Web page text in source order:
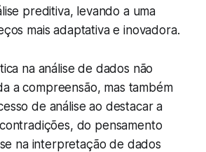
preditiva, levando a uma
mais adaptativa e inovadora.
na análise de dados não
a compreensão, mas também
de análise ao destacar a
do pensamento
na interpretação de dados